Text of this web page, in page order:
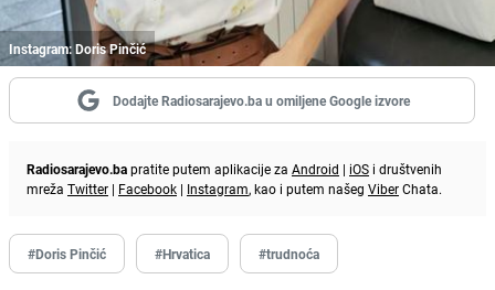
Instagram: Doris Pinčić
Dodajte Radiosarajevo.ba u omiljene Google izvore
Radiosarajevo.bapratite putem aplikacije za Android | iOS i društvenih
mreža Twitter | Facebook | Instagram, kao i putem našeg ViberChata.
#Doris Pinčić #Hrvatica #trudnoća